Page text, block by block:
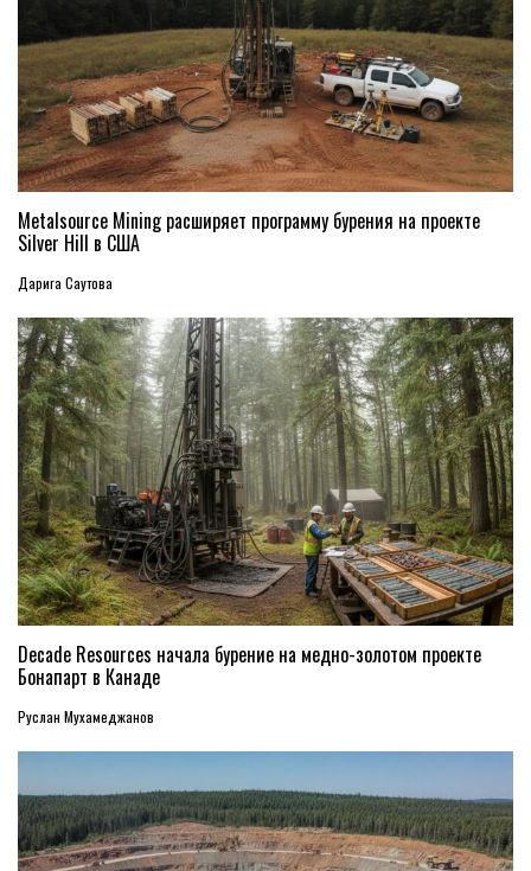
Metalsource Mining расширяет программу бурения на проекте
Silver Hill в США
Дарига Саутова
Decade Resources начала бурение на медно-золотом проекте
Бонапарт в Канаде
Руслан Мухамеджанов